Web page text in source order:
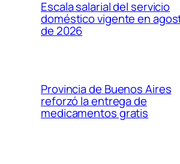
Escala salarial del servicio
doméstico vigente en
de 2026
Provincia de Buenos Aires
reforzó la entrega de
medicamentos gratis